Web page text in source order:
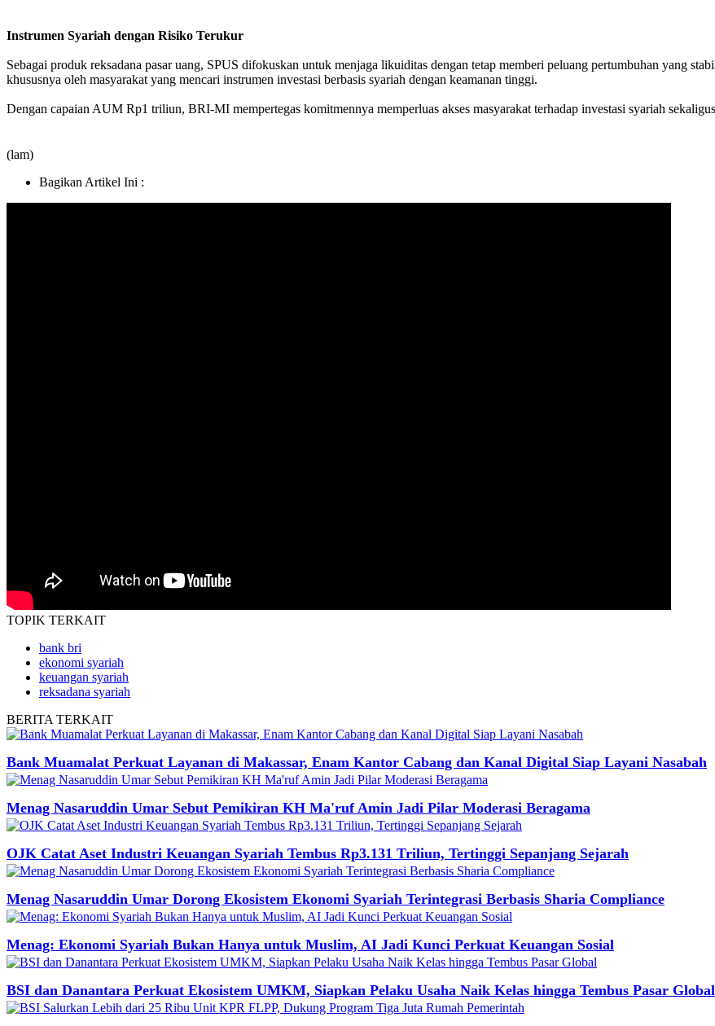
Instrumen Syariah dengan Risiko Terukur
Sebagai produk reksadana pasar uang, SPUS difokuskan untuk menjaga likuiditas dengan tetap memberi peluang pertumbuhan yang
khususnya oleh masyarakat yang mencari instrumen investasi berbasis syariah dengan keamanan tinggi.
Dengan capaian AUM Rp1 triliun, BRI-MI mempertegas komitmennya memperluas akses masyarakat terhadap investasi syariah
(lam)
Bagikan Artikel Ini :
TOPIK TERKAIT
bank bri
ekonomi syariah
keuangan syariah
reksadana syariah
BERITA TERKAIT
Bank Muamalat Perkuat Layanan di Makassar, Enam Kantor Cabang dan Kanal Digital Siap Layani Nasabah
Menag Nasaruddin Umar Sebut Pemikiran KH Ma'ruf Amin Jadi Pilar Moderasi Beragama
OJK Catat Aset Industri Keuangan Syariah Tembus Rp3.131 Triliun, Tertinggi Sepanjang Sejarah
Menag Nasaruddin Umar Dorong Ekosistem Ekonomi Syariah Terintegrasi Berbasis Sharia Compliance
Menag: Ekonomi Syariah Bukan Hanya untuk Muslim, AI Jadi Kunci Perkuat Keuangan Sosial
BSI dan Danantara Perkuat Ekosistem UMKM, Siapkan Pelaku Usaha Naik Kelas hingga Tembus Pasar Global